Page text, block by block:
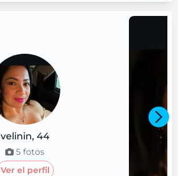
velinin, 44
5 fotos
Ver el perfil